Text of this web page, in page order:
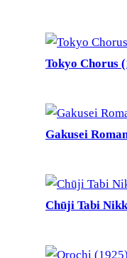
Tokyo Chorus
Gakusei
Chūji Tabi